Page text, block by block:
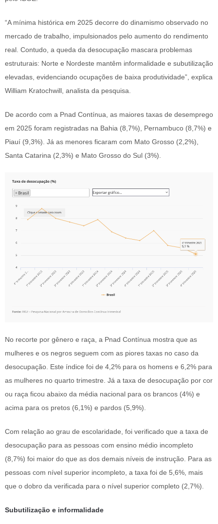
“A mínima histórica em 2025 decorre do dinamismo observado no
mercado de trabalho, impulsionados pelo aumento do rendimento
real. Contudo, a queda da desocupação mascara problemas
estruturais: Norte e Nordeste mantêm informalidade e subutilização
elevadas, evidenciando ocupações de baixa produtividade”, explica
William Kratochwill, analista da pesquisa.
De acordo com a Pnad Contínua, as maiores taxas de desemprego
em 2025 foram registradas na Bahia (8,7%), Pernambuco (8,7%) e
Piauí (9,3%). Já as menores ficaram com Mato Grosso (2,2%),
Santa Catarina (2,3%) e Mato Grosso do Sul (3%).
No recorte por gênero e raça, a Pnad Contínua mostra que as
mulheres e os negros seguem com as piores taxas no caso da
desocupação. Este índice foi de 4,2% para os homens e 6,2% para
as mulheres no quarto trimestre. Já a taxa de desocupação por cor
ou raça ficou abaixo da média nacional para os brancos (4%) e
acima para os pretos (6,1%) e pardos (5,9%).
Com relação ao grau de escolaridade, foi verificado que a taxa de
desocupação para as pessoas com ensino médio incompleto
(8,7%) foi maior do que as dos demais níveis de instrução. Para as
pessoas com nível superior incompleto, a taxa foi de 5,6%, mais
que o dobro da verificada para o nível superior completo (2,7%).
Subutilização e informalidade